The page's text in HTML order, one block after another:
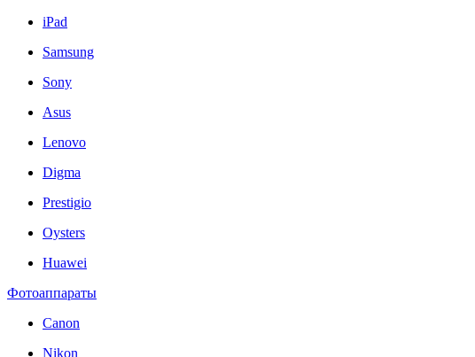
iPad
Samsung
Sony
Asus
Lenovo
Digma
Prestigio
Oysters
Huawei
Фотоаппараты
Canon
Nikon